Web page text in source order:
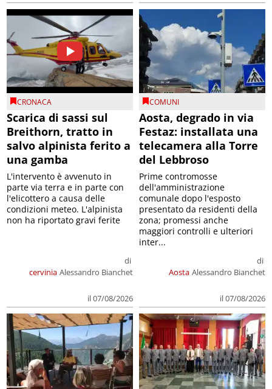
CRONACA
Scarica di sassi sul
Breithorn, tratto in
salvo alpinista ferito a
una gamba
cervinia
di
Alessandro Bianchet
il 07/08/2026
L'intervento è avvenuto in
parte via terra e in parte con
l'elicottero a causa delle
condizioni meteo. L'alpinista
non ha riportato gravi ferite
COMUNI
Aosta, degrado in via
Festaz: installata una
telecamera alla Torre
del Lebbroso
Aosta
di
Alessandro Bianchet
il 07/08/2026
Prime contromosse
dell'amministrazione
comunale dopo l'esposto
presentato da residenti della
zona; promessi anche
maggiori controlli e ulteriori
inter...